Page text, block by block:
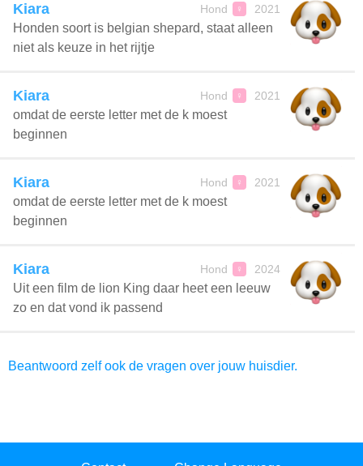
Kiara Hond ♀ 2021
Honden soort is belgian shepard, staat alleen
niet als keuze in het rijtje
Kiara Hond ♀ 2021
omdat de eerste letter met de k moest
beginnen
Kiara Hond ♀ 2021
omdat de eerste letter met de k moest
beginnen
Kiara Hond ♀ 2024
Uit een film de lion King daar heet een leeuw
zo en dat vond ik passend
Beantwoord zelf ook de vragen over jouw huisdier.